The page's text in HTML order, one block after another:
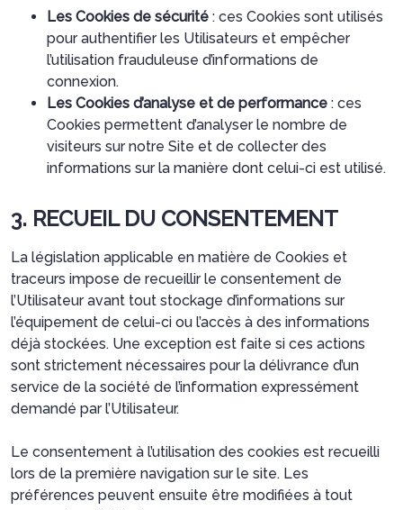
Les Cookies de sécurité : ces Cookies sont utilisés
pour authentifier les Utilisateurs et empêcher
l’utilisation frauduleuse d’informations de
connexion.
Les Cookies d’analyse et de performance : ces
Cookies permettent d’analyser le nombre de
visiteurs sur notre Site et de collecter des
informations sur la manière dont celui-ci est utilisé.
3. RECUEIL DU CONSENTEMENT
La législation applicable en matière de Cookies et
traceurs impose de recueillir le consentement de
l’Utilisateur avant tout stockage d’informations sur
l’équipement de celui-ci ou l’accès à des informations
déjà stockées. Une exception est faite si ces actions
sont strictement nécessaires pour la délivrance d’un
service de la société de l’information expressément
demandé par l’Utilisateur.
Le consentement à l’utilisation des cookies est recueilli
lors de la première navigation sur le site. Les
préférences peuvent ensuite être modifiées à tout